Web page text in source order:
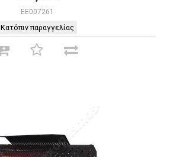
EE007261
Κατόπιν παραγγελίας